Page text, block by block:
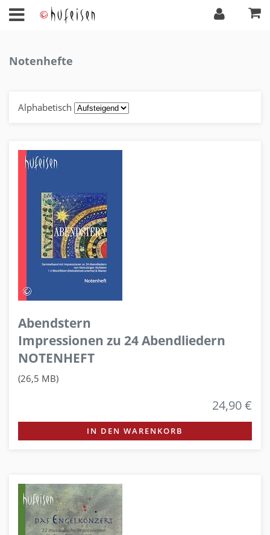
Notenhefte
Alphabetisch
Abendstern
Impressionen zu 24 Abendliedern
NOTENHEFT
(26,5 MB)
24,90 €
IN DEN WARENKORB